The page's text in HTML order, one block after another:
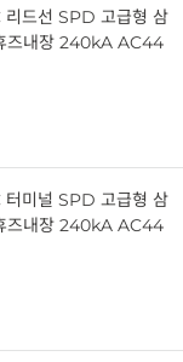
드선 SPD 고급형 삼
즈내장 240kA AC44
미널 SPD 고급형 삼
즈내장 240kA AC44